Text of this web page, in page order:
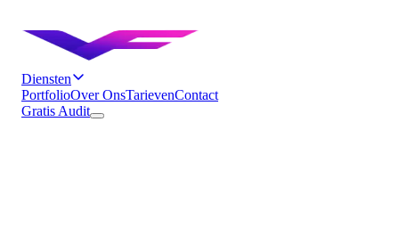
Diensten
PortfolioOver OnsTarievenContact
Gratis Audit